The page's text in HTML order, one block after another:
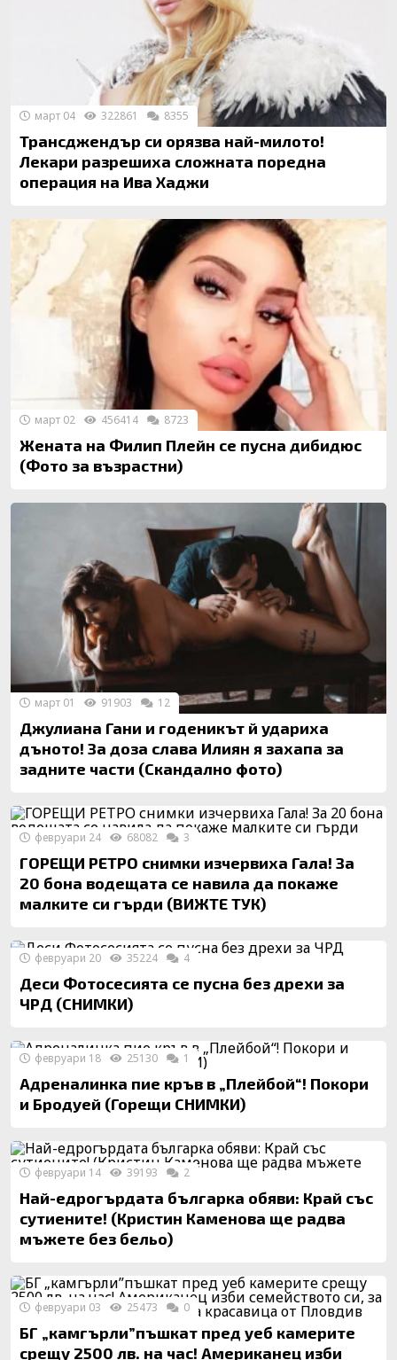
Трансджендър си орязва най-милото!
Лекари разрешиха сложната поредна
операция на Ива Хаджи
март 04 322861 8355
Жената на Филип Плейн се пусна дибидюс
(Фото за възрастни)
март 02 456414 8723
Джулиана Гани и годеникът й удариха
дъното! За доза слава Илиян я захапа за
задните части (Скандално фото)
март 01 91903 12
ГОРЕЩИ РЕТРО снимки изчервиха Гала! За
20 бона водещата се навила да покаже
малките си гърди (ВИЖТЕ ТУК)
февруари 24 68082 3
Деси Фотосесията се пусна без дрехи за
ЧРД (СНИМКИ)
февруари 20 35224 4
Адреналинка пие кръв в „Плейбой“! Покори
и Бродуей (Горещи СНИМКИ)
февруари 18 25130 1
Най-едрогърдата българка обяви: Край със
сутиените! (Кристин Каменова ще радва
мъжете без бельо)
февруари 14 39193 2
БГ „камгърли”пъшкат пред уеб камерите
срещу 2500 лв. на час! Американец изби
февруари 03 25473 0